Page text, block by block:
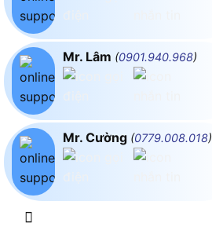
Mr. Lâm (0901.940.968)
Mr. Cường (0779.008.018)